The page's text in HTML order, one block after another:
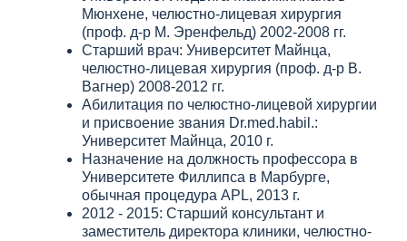
Мюнхене, челюстно-лицевая хирургия
(проф. д-р М. Эренфельд) 2002-2008 гг.
Старший врач: Университет Майнца,
челюстно-лицевая хирургия (проф. д-р В.
Вагнер) 2008-2012 гг.
Абилитация по челюстно-лицевой хирургии
и присвоение звания Dr.med.habil.:
Университет Майнца, 2010 г.
Назначение на должность профессора в
Университете Филлипса в Марбурге,
обычная процедура APL, 2013 г.
2012 - 2015: Старший консультант и
заместитель директора клиники, челюстно-